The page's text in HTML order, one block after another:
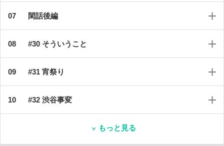
閑話後編
#30 そういうこと
#31 宵祭り
#32 渋谷事変
もっと見る